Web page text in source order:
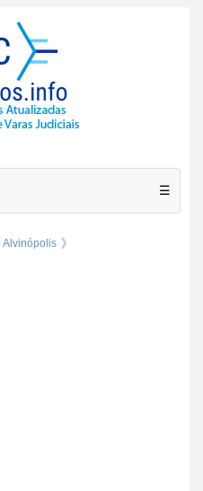
☰
Alvinópolis